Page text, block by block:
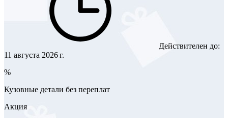
Действителен до:
11 августа 2026 г.
%
Кузовные детали без переплат
Акция